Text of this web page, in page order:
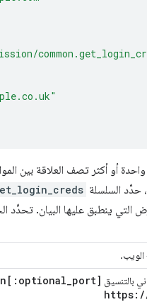
أو أكثر تصف العلاقة بين
حدِّد السلسلة
ينطبق عليها البيان. تحدِّد
الويب.
[: optional_port]
https: /